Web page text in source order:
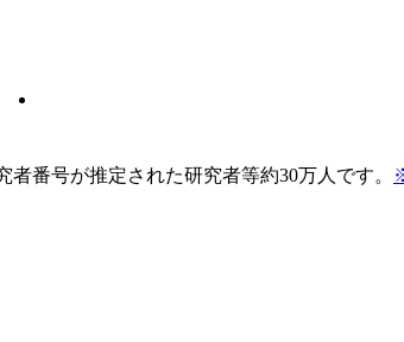
番号が推定された研究者等約30万人です。